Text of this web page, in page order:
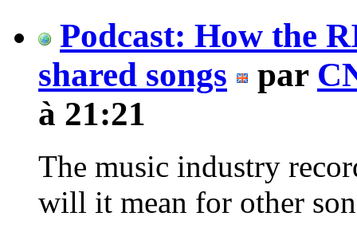
Podcast: How the
shared songs
par
à 21:21
The music industry
will it mean for other